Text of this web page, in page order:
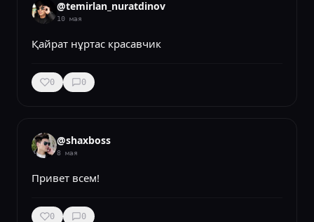
@temirlan_nuratdinov
10 мая
Қайрат нұртас красавчик
0 0
@shaxboss
8 мая
Привет всем!
0 0